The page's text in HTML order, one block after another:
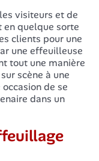
visiteurs et de
quelque sorte
clients pour une
une effeuilleuse
tout une manière
scène à une
de se
dans un